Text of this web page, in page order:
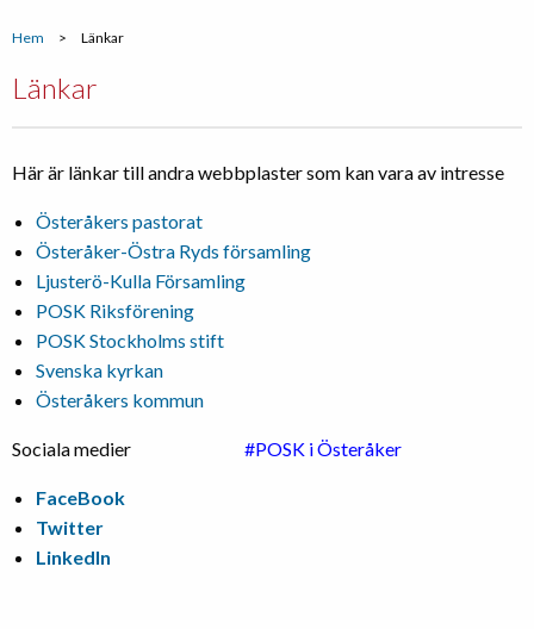
Hem > Länkar
Länkar
Här är länkar till andra webbplaster som kan vara av intresse
Österåkers pastorat
Österåker-Östra Ryds församling
Ljusterö-Kulla Församling
POSK Riksförening
POSK Stockholms stift
Svenska kyrkan
Österåkers kommun
Sociala medier #POSK i Österåker
FaceBook
Twitter
LinkedIn